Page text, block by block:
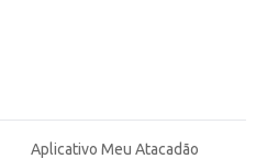
Aplicativo Meu Atacadão